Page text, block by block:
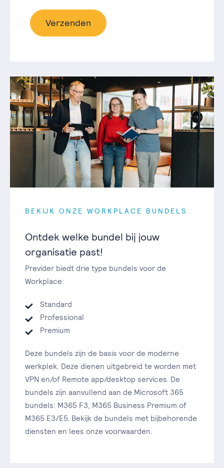
Verzenden
BEKIJK ONZE WORKPLACE BUNDELS
Ontdek welke bundel bij jouw
organisatie past!
Previder biedt drie type bundels voor de
Workplace:
Standard
Professional
Premium
Deze bundels zijn de basis voor de moderne
werkplek. Deze dienen uitgebreid te worden met
VPN en/of Remote app/desktop services. De
bundels zijn aanvullend aan de Microsoft 365
bundels: M365 F3, M365 Business Premium of
M365 E3/E5. Bekijk de bundels met bijbehorende
diensten en lees onze voorwaarden.